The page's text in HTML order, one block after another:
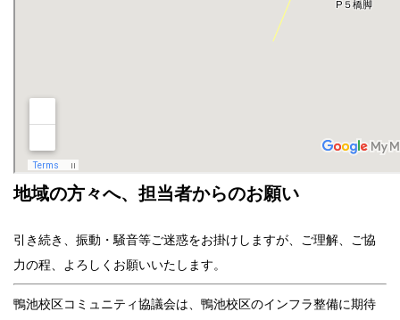
地域の方々へ、担当者からのお願い
引き続き、振動・騒音等ご迷惑をお掛けしますが、ご理解、ご協
力の程、よろしくお願いいたします。
鴨池校区コミュニティ協議会は、鴨池校区のインフラ整備に期待